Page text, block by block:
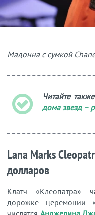
Мадонна с сумкой
Читайте
дома звезд –
Lana Marks
долларов
Клатч «Клеопатра»
дорожке церемонии